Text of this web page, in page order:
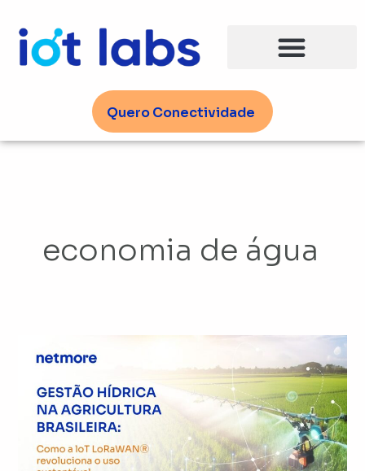
para
Quero Conectividade
economia de água
Hídrica
Agricultura
Brasileira:
Como